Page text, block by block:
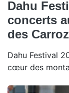
Dahu
concerts
des Carroz
Dahu Festival
cœur des